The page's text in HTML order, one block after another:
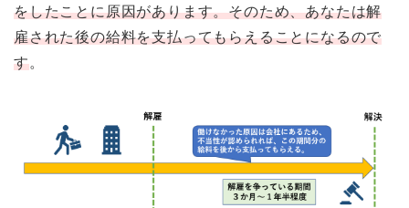
をしたことに原因があります。そのため、あなたは解
雇された後の給料を支払ってもらえることになるので
す。